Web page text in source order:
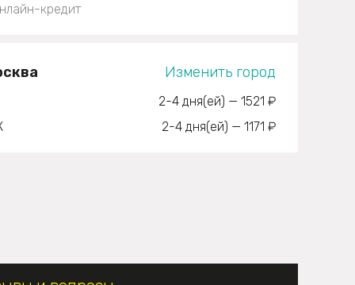
кредит
Изменить город
1521 ₽
—
2-4 дня(ей)
1171 ₽
—
2-4 дня(ей)